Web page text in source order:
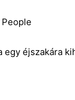
éjszakára